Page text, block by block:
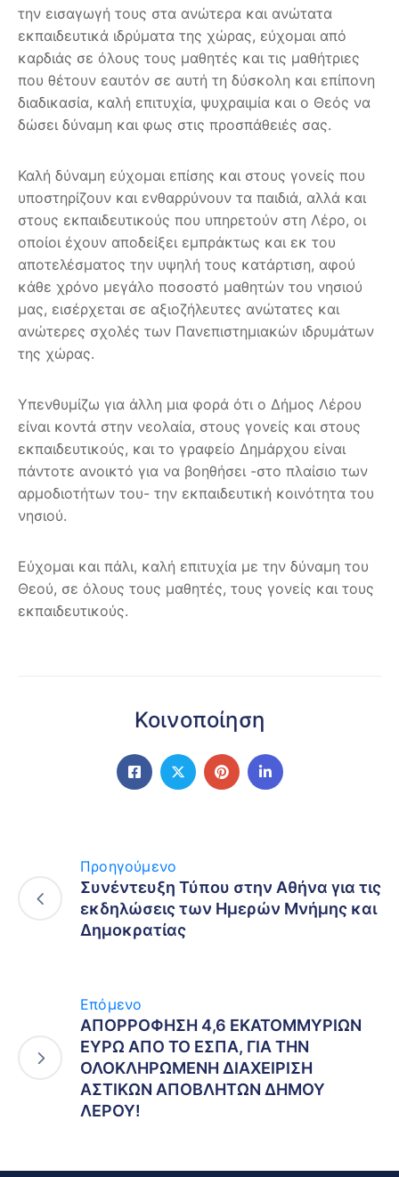
την εισαγωγή τους στα ανώτερα και ανώτατα
εκπαιδευτικά ιδρύματα της χώρας, εύχομαι από
καρδιάς σε όλους τους μαθητές και τις μαθήτριες
που θέτουν εαυτόν σε αυτή τη δύσκολη και επίπονη
διαδικασία, καλή επιτυχία, ψυχραιμία και ο Θεός να
δώσει δύναμη και φως στις προσπάθειές σας.
Καλή δύναμη εύχομαι επίσης και στους γονείς που
υποστηρίζουν και ενθαρρύνουν τα παιδιά, αλλά και
στους εκπαιδευτικούς που υπηρετούν στη Λέρο, οι
οποίοι έχουν αποδείξει εμπράκτως και εκ του
αποτελέσματος την υψηλή τους κατάρτιση, αφού
κάθε χρόνο μεγάλο ποσοστό μαθητών του νησιού
μας, εισέρχεται σε αξιοζήλευτες ανώτατες και
ανώτερες σχολές των Πανεπιστημιακών ιδρυμάτων
της χώρας.
Υπενθυμίζω για άλλη μια φορά ότι ο Δήμος Λέρου
είναι κοντά στην νεολαία, στους γονείς και στους
εκπαιδευτικούς, και το γραφείο Δημάρχου είναι
πάντοτε ανοικτό για να βοηθήσει -στο πλαίσιο των
αρμοδιοτήτων του- την εκπαιδευτική κοινότητα του
νησιού.
Εύχομαι και πάλι, καλή επιτυχία με την δύναμη του
Θεού, σε όλους τους μαθητές, τους γονείς και τους
εκπαιδευτικούς.
Κοινοποίηση
Προηγούμενο
Συνέντευξη Τύπου στην Αθήνα για τις
εκδηλώσεις των Ημερών Μνήμης και
Δημοκρατίας
Επόμενο
ΑΠΟΡΡΟΦΗΣΗ 4,6 ΕΚΑΤΟΜΜΥΡΙΩΝ
ΕΥΡΩ ΑΠΟ ΤΟ ΕΣΠΑ, ΓΙΑ ΤΗΝ
ΟΛΟΚΛΗΡΩΜΕΝΗ ΔΙΑΧΕΙΡΙΣΗ
ΑΣΤΙΚΩΝ ΑΠΟΒΛΗΤΩΝ ΔΗΜΟΥ
ΛΕΡΟΥ!